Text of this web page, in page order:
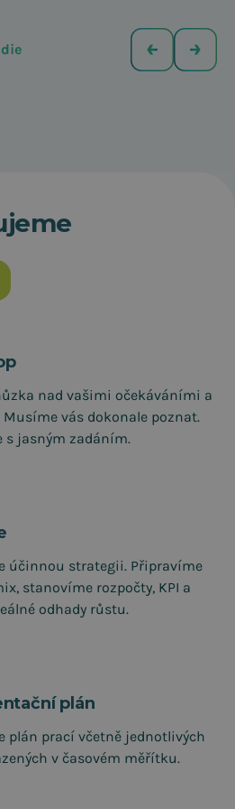
nad vašimi očekáváními a
vás dokonale poznat.
s jasným zadáním.
účinnou strategii. Připravíme
stanovíme rozpočty, KPI a
odhady růstu.
plán
plán prací včetně jednotlivých
v časovém měřítku.